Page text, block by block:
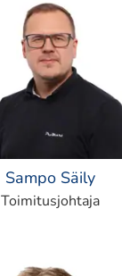
Sampo Säily
Toimitusjohtaja